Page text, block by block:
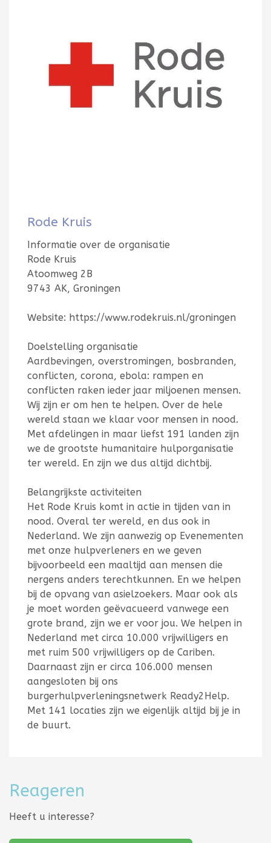
Rode Kruis
Informatie over de organisatie
Rode Kruis
Atoomweg 2B
9743 AK, Groningen
Website: https://www.rodekruis.nl/groningen
Doelstelling organisatie
Aardbevingen, overstromingen, bosbranden,
conflicten, corona, ebola: rampen en
conflicten raken ieder jaar miljoenen mensen.
Wij zijn er om hen te helpen. Over de hele
wereld staan we klaar voor mensen in nood.
Met afdelingen in maar liefst 191 landen zijn
we de grootste humanitaire hulporganisatie
ter wereld. En zijn we dus altijd dichtbij.
Belangrijkste activiteiten
Het Rode Kruis komt in actie in tijden van in
nood. Overal ter wereld, en dus ook in
Nederland. We zijn aanwezig op Evenementen
met onze hulpverleners en we geven
bijvoorbeeld een maaltijd aan mensen die
nergens anders terechtkunnen. En we helpen
bij de opvang van asielzoekers. Maar ook als
je moet worden geëvacueerd vanwege een
grote brand, zijn we er voor jou. We helpen in
Nederland met circa 10.000 vrijwilligers en
met ruim 500 vrijwilligers op de Cariben.
Daarnaast zijn er circa 106.000 mensen
aangesloten bij ons
burgerhulpverleningsnetwerk Ready2Help.
Met 141 locaties zijn we eigenlijk altijd bij je in
de buurt.
Reageren
Heeft u interesse?